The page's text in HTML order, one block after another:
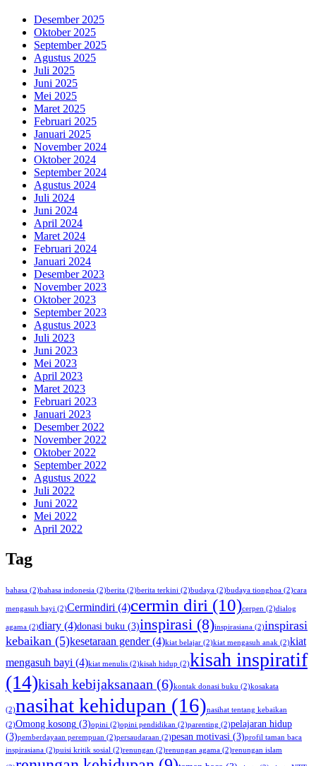
Desember 2025
Oktober 2025
September 2025
Agustus 2025
Juli 2025
Juni 2025
Mei 2025
Maret 2025
Februari 2025
Januari 2025
November 2024
Oktober 2024
September 2024
Agustus 2024
Juli 2024
Juni 2024
April 2024
Maret 2024
Februari 2024
Januari 2024
Desember 2023
November 2023
Oktober 2023
September 2023
Agustus 2023
Juli 2023
Juni 2023
Mei 2023
April 2023
Maret 2023
Februari 2023
Januari 2023
Desember 2022
November 2022
Oktober 2022
September 2022
Agustus 2022
Juli 2022
Juni 2022
Mei 2022
April 2022
Tag
bahasa (2)bahasa indonesia (2)berita (2)berita terkini (2)budaya (2)budaya tionghoa (2)cara
mengasuh bayi (2)Cermindiri (4)cermin diri (10)cerpen (2)dialog
agama (2)diary (4)donasi buku (3)inspirasi (8)inspirasiana (2)inspirasi
kebaikan (5)kesetaraan gender(4)kiat belajar (2)kiat mengasuh anak (2)kiat
mengasuh bayi (4)kiat menulis (2)kisah hidup (2)kisah inspiratif
(14)kisah kebijaksanaan (6)kontak donasi buku (2)kosakata
(2)nasihat kehidupan (16)nasihat tentang kebaikan
(2)Omong kosong (3)opini (2)opini pendidikan (2)parenting (2)pelajaran hidup
(3)pemberdayaan perempuan (2)persaudaraan (2)pesan motivasi (3)profil taman baca
inspirasiana (2)puisi kritik sosial (2)renungan (2)renungan agama (2)renungan islam